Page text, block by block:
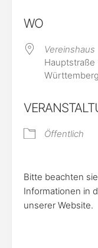
WO
Vereinshaus
Hauptstraße
Öffentlich
Bitte beachten
Informationen in
unserer Website.